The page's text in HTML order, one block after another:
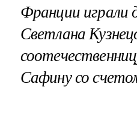
Франции играли
Светлана
Сафинусо